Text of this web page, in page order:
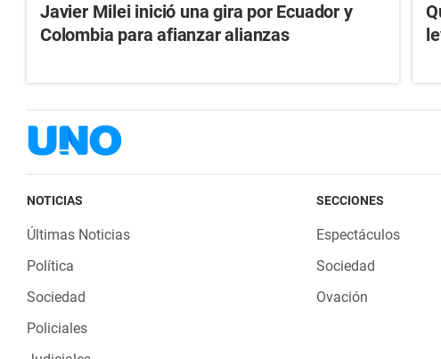
Javier Milei inició una gira por Ecuador y
Colombia para afianzar alianzas
NOTICIAS
Últimas Noticias
Política
Sociedad
Policiales
SECCIONES
Espectáculos
Sociedad
Ovación